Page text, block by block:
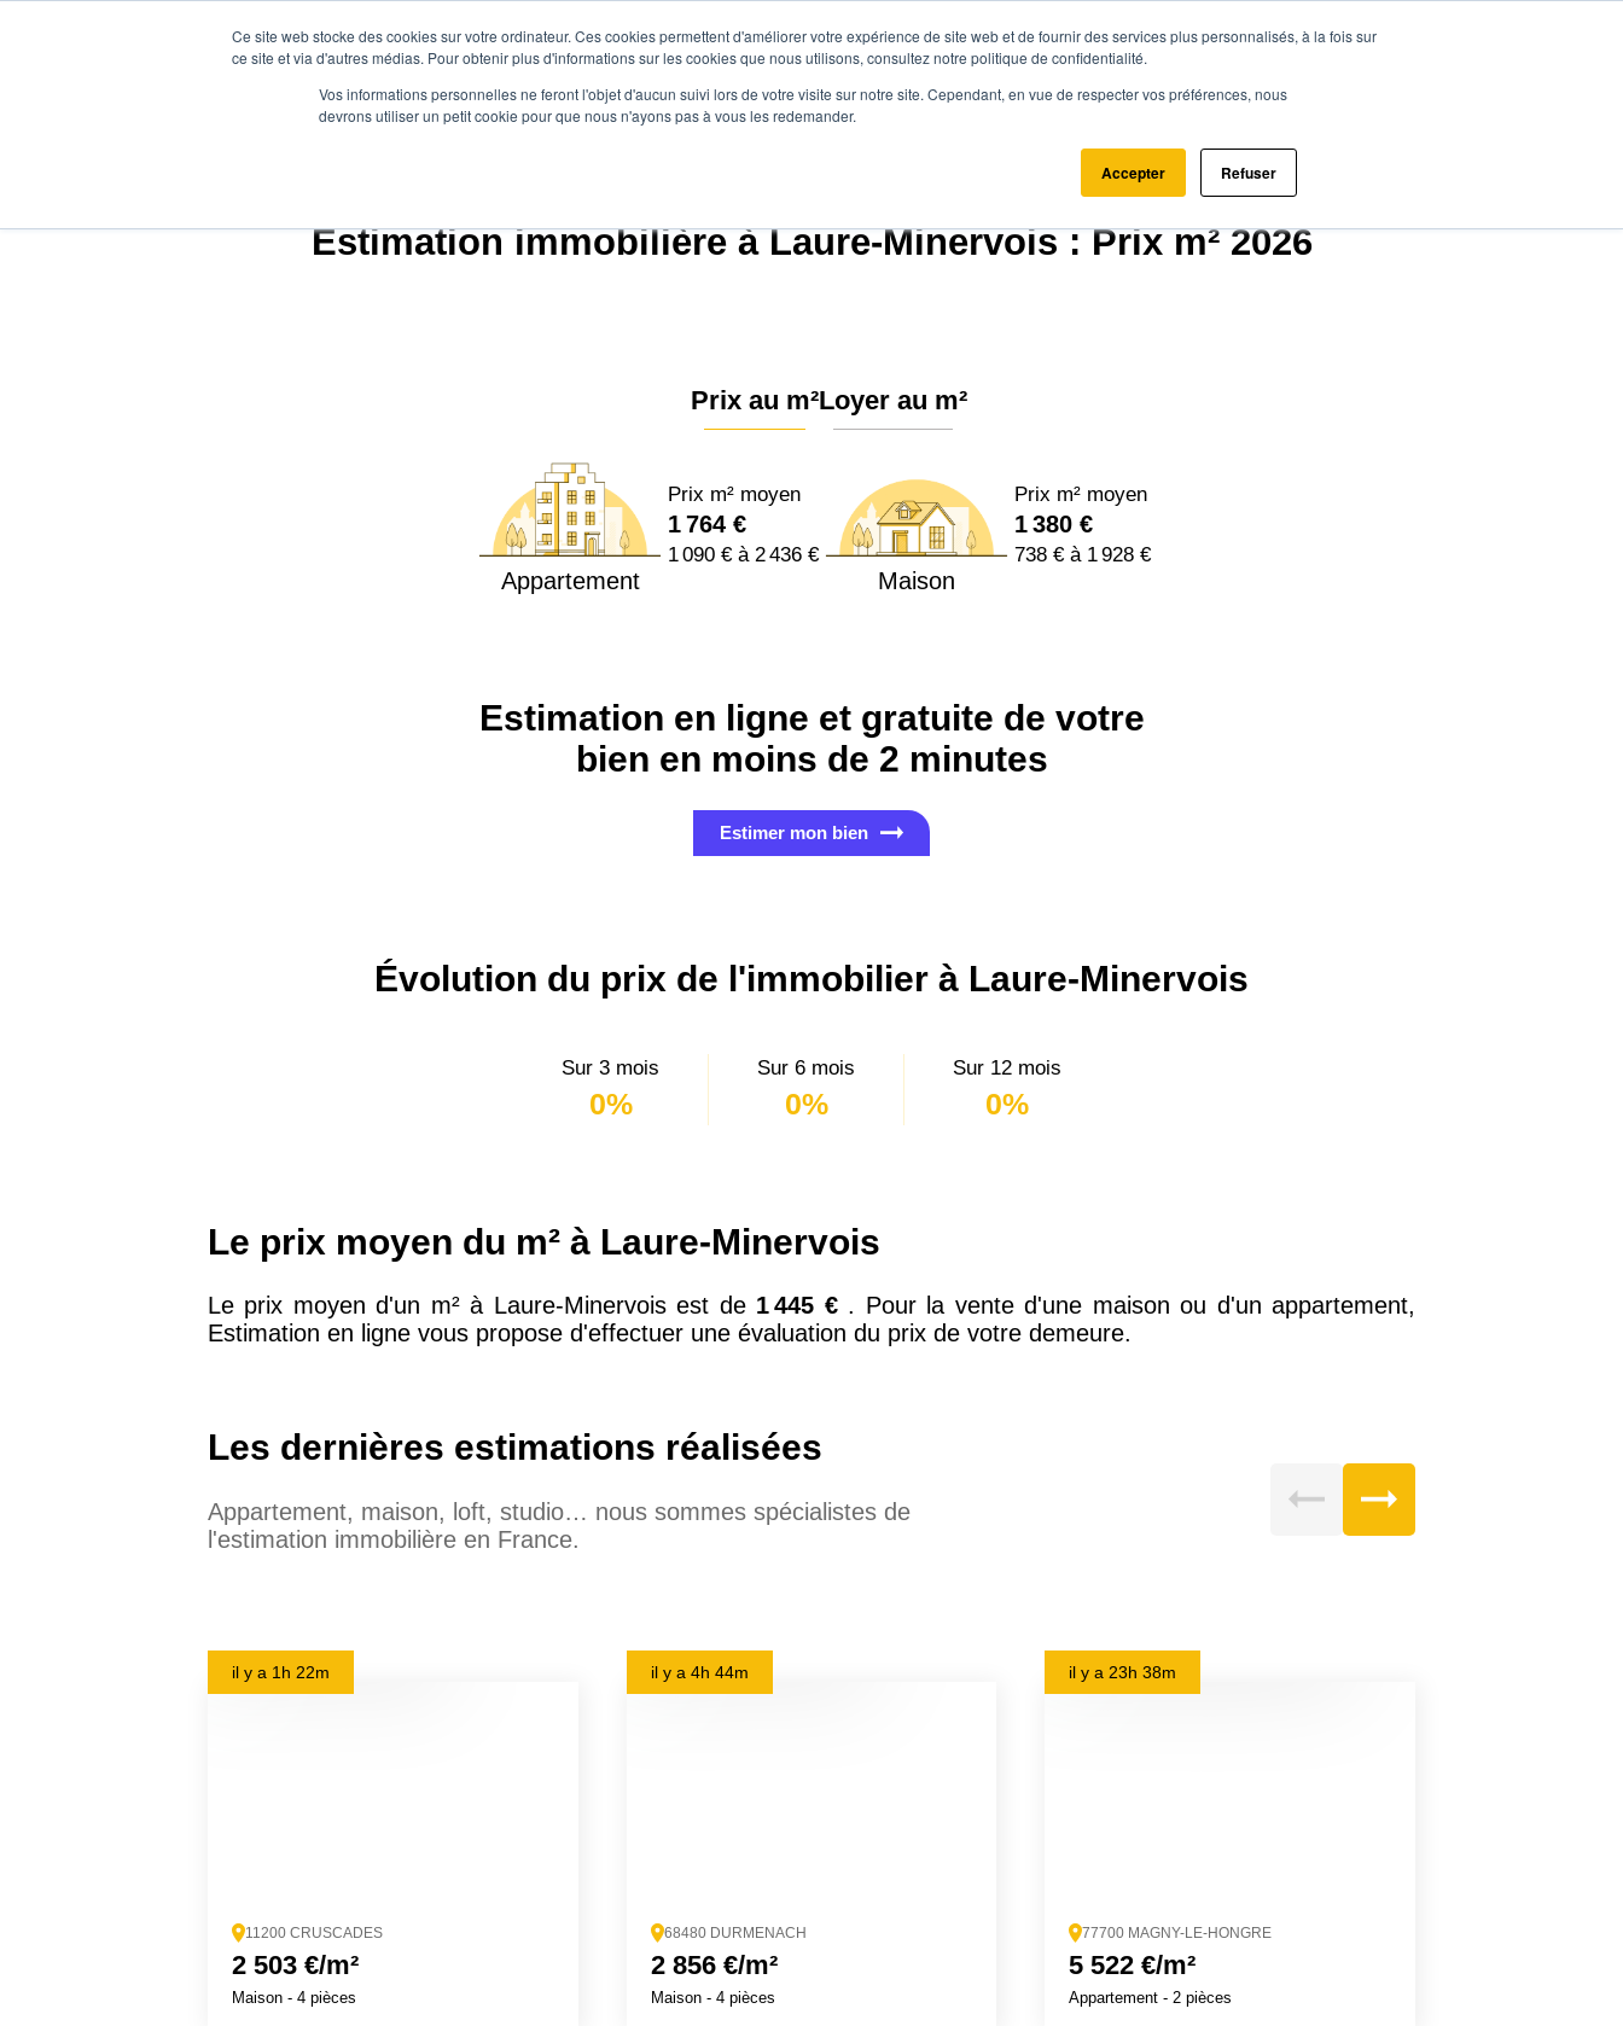
Ce site web stocke des cookies sur votre ordinateur. Ces cookies permettent d'améliorer votre expérience de site web et de fournir des services plus personnalisés, à la fois sur
ce site et via d'autres médias. Pour obtenir plus d'informations sur les cookies que nous utilisons, consultez notre politique de confidentialité.
Vos informations personnelles ne feront l'objet d'aucun suivi lors de votre visite sur notre site. Cependant, en vue de respecter vos préférences, nous
devrons utiliser un petit cookie pour que nous n'ayons pas à vous les redemander.
Accepter Refuser
Prix immobilier Vendre avec Agence.immo
Estimation immobilière à Laure-Minervois : Prix m² 2026
Prix au m²
Appartement
Prix m² moyen
1 764 €
1 090 € à 2 436 €
Loyer au m²
Maison
Prix m² moyen
1 380 €
738 € à 1 928 €
Estimation en ligne et gratuite de votre
bien en moins de 2 minutes
Estimer mon bien
Évolution du prix de l'immobilier à Laure-Minervois
Sur 3 mois
0%
Sur 6 mois
0%
Sur 12 mois
0%
Le prix moyen du m² à Laure-Minervois
Le prix moyen d'un m² à Laure-Minervois est de 1 445 € . Pour la vente d'une maison ou d'un appartement,
Estimation en ligne vous propose d'effectuer une évaluation du prix de votre demeure.
Les dernières estimations réalisées
Appartement, maison, loft, studio… nous sommes spécialistes de
l'estimation immobilière en France.
il y a 1h 22m
11200 CRUSCADES
2 503 €/m²
Maison - 4 pièces
il y a 4h 44m
68480 DURMENACH
2 856 €/m²
Maison- 4 pièces
il y a23h 38m
77700 MAGNY-LE-HONGRE
5 522 €/m²
Appartement - 2 pièces